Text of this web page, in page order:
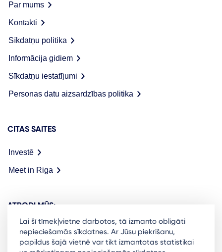
Par mums
Kontakti
Sīkdatņu politika
Informācija gidiem
Sīkdatņu iestatījumi
Personas datu aizsardzības politika
CITAS SAITES
Investē
Meet in Riga
ATRODI MŪS:
Lai šī tīmekļvietne darbotos, tā izmanto obligāti
nepieciešamās sīkdatnes. Ar Jūsu piekrišanu,
papildus šajā vietnē var tikt izmantotas statistikai